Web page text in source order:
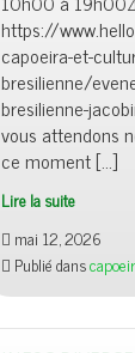
https://
capoeira-et-
bresilienne/
bresilienne-
vous attendons
ce moment […]
Lire la suite
mai 12, 2026
Publié dans